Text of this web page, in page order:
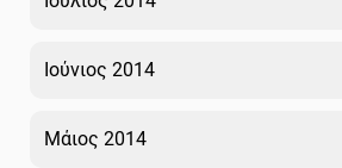
Ιούνιος 2014
Μάιος 2014